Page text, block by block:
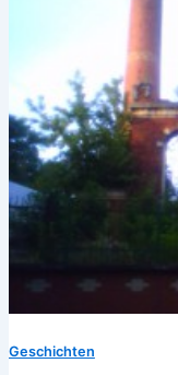
Geschichten